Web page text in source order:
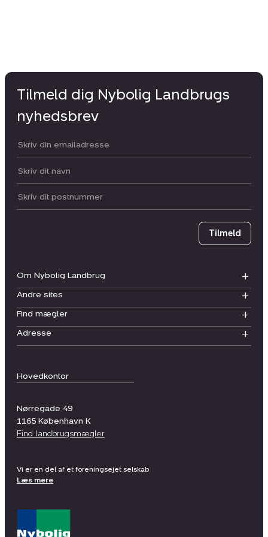
Hovedkontor
Nørregade 49
1165 København K
Find landbrugsmægler
Om Nybolig Landbrug
Andre sites
Find mægler
Adresse
Tilmeld dig Nybolig Landbrugs
nyhedsbrev
Din email:
Dit navn:
Postnummer
Tilmeld
Vi er en del af et foreningsejet selskab
Læs mere